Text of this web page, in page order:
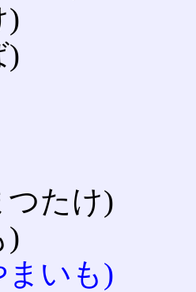
)
)
つたけ)
)
まいも)